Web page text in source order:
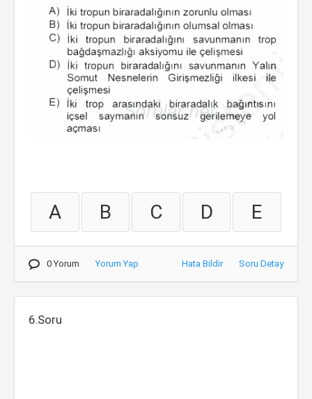
A B C D E
0 Yorum Yorum Yap Hata Bildir Soru Detay
6.Soru